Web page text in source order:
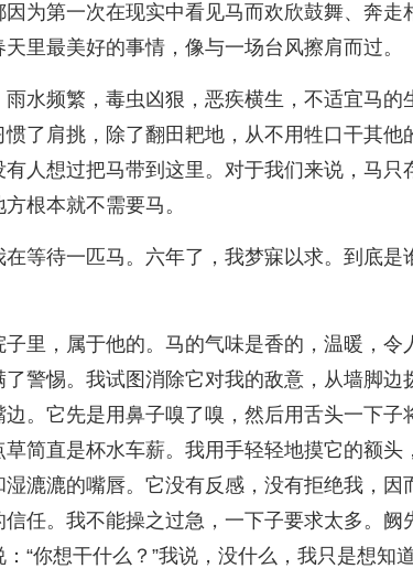
为第一次在现实中看见马而欢欣鼓舞、奔走
里最美好的事情，像与一场台风擦肩而过。
水频繁，毒虫凶狠，恶疾横生，不适宜马的
惯了肩挑，除了翻田耙地，从不用牲口干其他
人想过把马带到这里。对于我们来说，马只
根本就不需要马。
等待一匹马。六年了，我梦寐以求。到底是
里，属于他的。马的气味是香的，温暖，令
警惕。我试图消除它对我的敌意，从墙脚边
。它先是用鼻子嗅了嗅，然后用舌头一下子
简直是杯水车薪。我用手轻轻地摸它的额头
漉漉的嘴唇。它没有反感，没有拒绝我，因
任。我不能操之过急，一下子要求太多。阙
“你想干什么？”我说，没什么，我只是想知